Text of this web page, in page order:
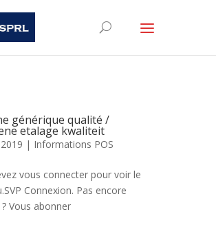
générique qualité /
etalage kwaliteit
| Informations POS
vous connecter pour voir le
Connexion. Pas encore
Vous abonner